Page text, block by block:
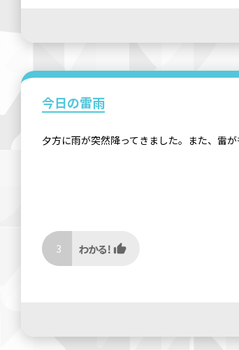
今日の雷雨
夕方に雨が突然降ってきました。また、雷が
3